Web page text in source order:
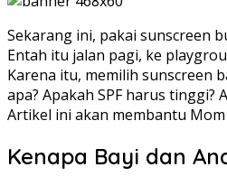
Sekarang ini, pakai sunscreen
Entah itu jalan pagi, ke
Karena itu, memilih sunscreen
apa? Apakah SPF harus
Artikel ini akan membantu
Kenapa Bayi dan